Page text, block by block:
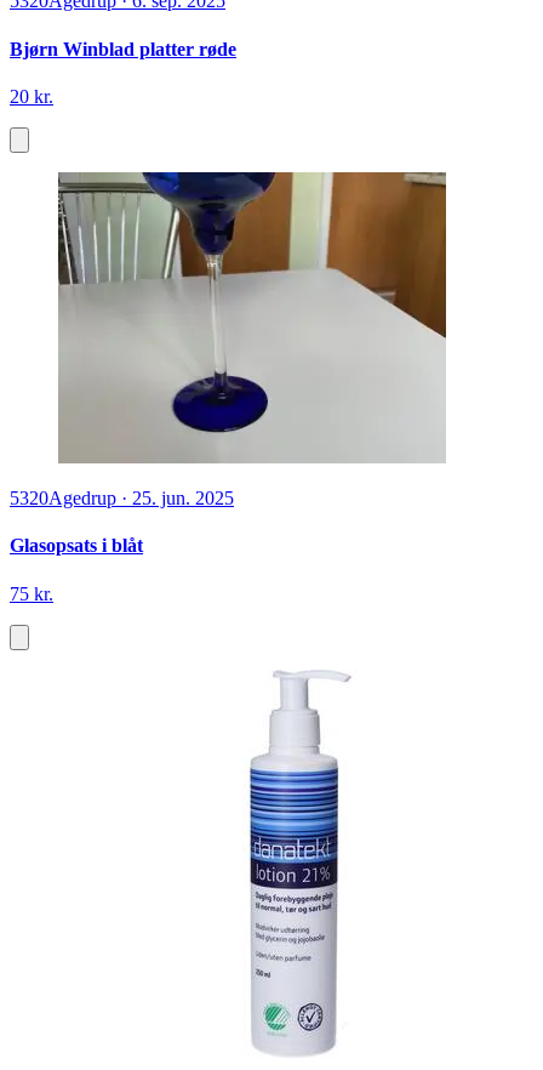
Bjørn Winblad platter røde
20 kr.
5320Agedrup · 25. jun. 2025
Glasopsats i blåt
75 kr.